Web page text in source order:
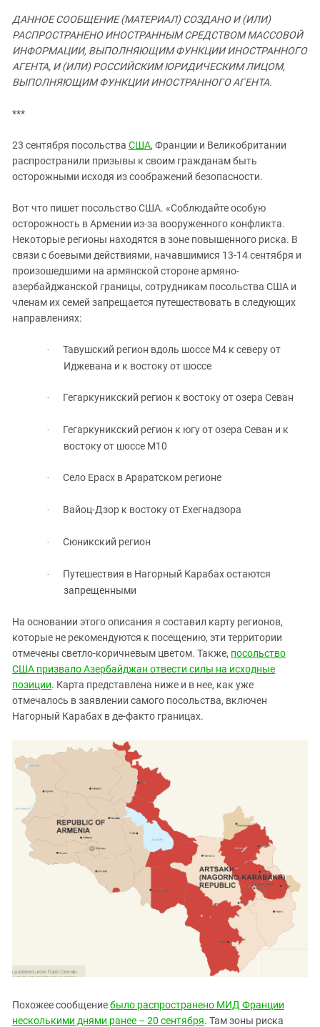
КАВКАЗ ЗА ПАЛЕСТИНУ
ИНАКОМЫСЛИЕ В ЧЕЧНЕ
ПРЕСЛЕДОВАНИЕ АКТИВИСТОВ
МОБИЛИЗАЦИЯ И ПРОТЕСТЫ
Ингушетия
Кабардино-Балкария
Калмыкия
Нагорный Карабах
Российская Федерация
Северная Осетия - Алания
Ставропольский край
Чечня
Южная Осетия
Южный Кавказ
ДАННОЕ СООБЩЕНИЕ (МАТЕРИАЛ) СОЗДАНО И (ИЛИ)
РАСПРОСТРАНЕНО ИНОСТРАННЫМ СРЕДСТВОМ МАССОВОЙ
ИНФОРМАЦИИ, ВЫПОЛНЯЮЩИМ ФУНКЦИИ ИНОСТРАННОГО
АГЕНТА, И (ИЛИ) РОССИЙСКИМ ЮРИДИЧЕСКИМ ЛИЦОМ,
ВЫПОЛНЯЮЩИМ ФУНКЦИИ ИНОСТРАННОГО АГЕНТА.
***
23 сентября посольства США, Франции и Великобритании
распространили призывы к своим гражданам быть
осторожными исходя из соображений безопасности.
Вот что пишет посольство США. «Соблюдайте особую
осторожность в Армении из-за вооруженного конфликта.
Некоторые регионы находятся в зоне повышенного риска. В
связи с боевыми действиями, начавшимися 13-14 сентября и
произошедшими на армянской стороне армяно-
азербайджанской границы, сотрудникам посольства США и
членам их семей запрещается путешествовать в следующих
направлениях:
·
Тавушский регион вдоль шоссе М4 к северу от
Иджевана и к востоку от шоссе
· Гегаркуникский регион к востоку от озера Севан
·
Гегаркуникский регион к югу от озера Севан и к
востоку от шоссе М10
· Село Ерасх в Араратском регионе
· Вайоц-Дзор к востоку от Ехегнадзора
· Сюникский регион
·
Путешествия в Нагорный Карабах остаются
запрещенными
На основании этого описания я составил карту регионов,
которые не рекомендуются к посещению, эти территории
отмечены светло-коричневым цветом. Также, посольство
США призвало Азербайджан отвести силы на исходные
позиции. Карта представлена ниже и в нее, как уже
отмечалось в заявлении самого посольства, включен
Нагорный Карабах в де-факто границах.
Похожее сообщениебыло распространено МИД Франции
несколькими днями ранее – 20 сентября. Там зоны риска